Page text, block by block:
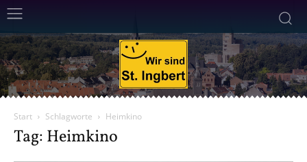
Start Schlagworte Heimkino
Tag: Heimkino